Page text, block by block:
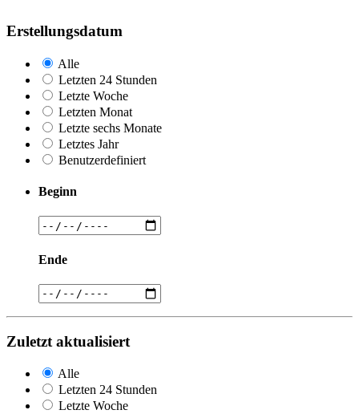
Erstellungsdatum
Alle
Letzten 24 Stunden
Letzte Woche
Letzten Monat
Letzte sechs Monate
Letztes Jahr
Benutzerdefiniert
Beginn
Ende
Zuletzt aktualisiert
Alle
Letzten 24 Stunden
Letzte Woche